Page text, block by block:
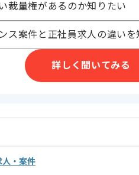
裁量権があるのか知りたい
ス案件と正社員求人の違いを
詳しく聞いてみる
人・案件